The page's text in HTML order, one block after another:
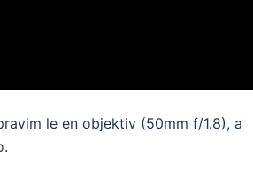
le en objektiv (50mm f/1.8), a